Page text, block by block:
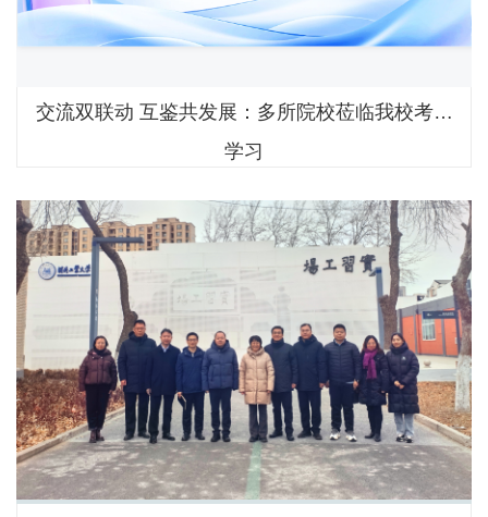
交流双联动 互鉴共发展：多所院校莅临我校考察
学习